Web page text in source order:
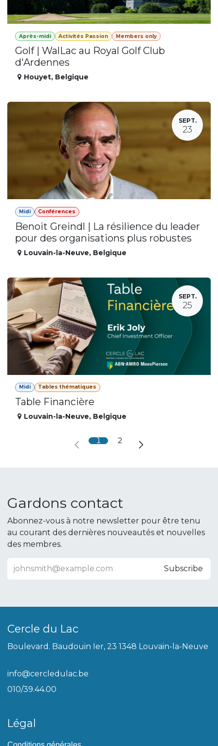
Après-midi Activités Passion Members only
Golf | WalLac au Royal Golf Club
d'Ardennes
Houyet, Belgique
SEPT.
23
Midi Conférences
Benoit Greindl | La résilience du leader
pour des organisations plus robustes
Louvain-la-Neuve, Belgique
SEPT.
25
Midi Tables thématiques
Table Financière
Louvain-la-Neuve, Belgique
1 2
Gardons contact
Abonnez-vous à notre newsletter pour être tenu
au courant des dernières nouveautés et nouvelles
des membres.
Subscribe
Cercle du Lac
Boulevard. Baudouin Ier, 23 1348 Louvain-la-Neuve
info@cercledulac.be
010/39.44.00
Légal